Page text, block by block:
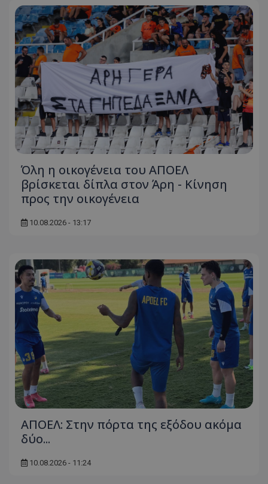
Όλη η οικογένεια του ΑΠΟΕΛ
βρίσκεται δίπλα στον Άρη - Κίνηση
προς την οικογένεια
10.08.2026 - 13:17
ΑΠΟΕΛ: Στην πόρτα της εξόδου ακόμα
δύο...
10.08.2026 - 11:24